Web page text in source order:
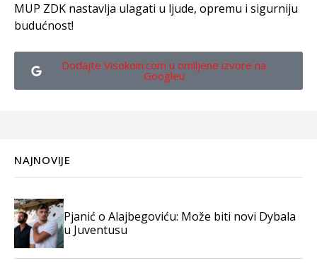
MUP ZDK nastavlja ulagati u ljude, opremu i sigurniju
budućnost!
Dodajte Visokoin.com u omiljene izvore na
Googleu
NAJNOVIJE
Pjanić o Alajbegoviću: Može biti novi Dybala
u Juventusu